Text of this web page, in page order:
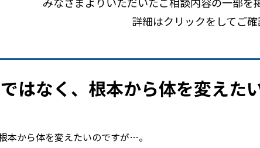
詳細はクリックをしてご確
はなく、根本から体を変えた
本から体を変えたいのですが…。